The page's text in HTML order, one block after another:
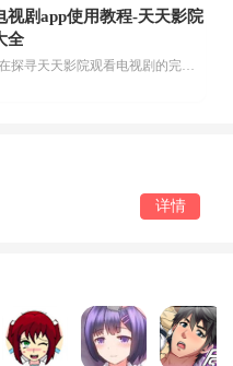
视剧app使用教程-天天影院
全
不少影视爱好者都在探寻天天影院观看电视剧的完整方法，结合最新平台使用规则，本篇新手入门攻略全面讲解观看渠道、检索流程、播放设置以及画面模式调整等实用内容。全文适配手机、电脑等主流设备，步骤简洁易懂，无论是初次使用的新手，还是想要优化观影体验的用户，都能参照内容快速上手，熟练掌握平台各项操作技巧，轻松畅享影视内容。...
详情